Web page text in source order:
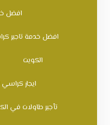
افضل
افضل خدمة تاجير
الكويت
ايجار كراسي
تأجير طاولات في